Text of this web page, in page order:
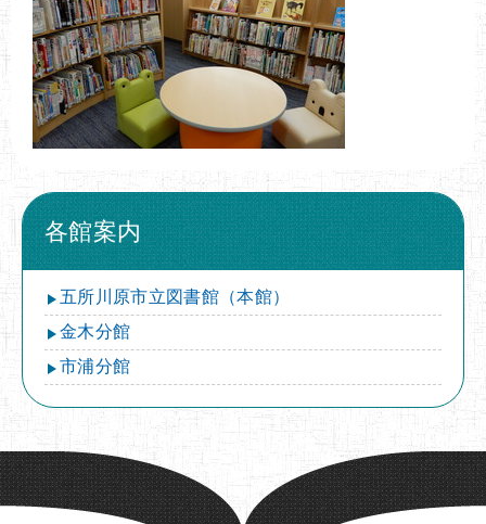
各館案内
五所川原市立図書館（本館）
金木分館
市浦分館